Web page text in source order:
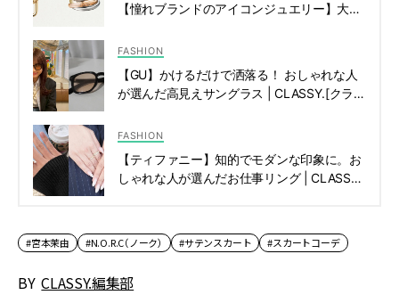
【憧れブランドのアイコンジュエリー】大図
FASHION
【GU】かけるだけで洒落る！ おしゃれな人
が選んだ高見えサングラス | CLASSY.[クラッ
FASHION
【ティファニー】知的でモダンな印象に。お
しゃれな人が選んだお仕事リング | CLASSY.
#宮本茉由 #N.O.R.C（ノーク） #サテンスカート #スカートコーデ
BY CLASSY.編集部